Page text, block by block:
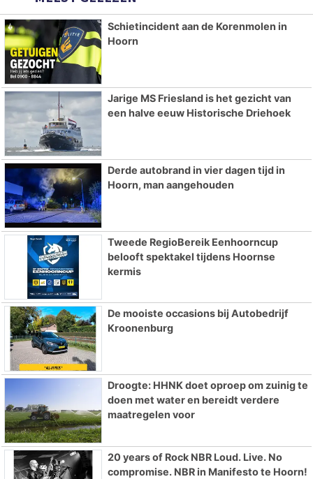
Schietincident aan de Korenmolen in
Hoorn
Jarige MS Friesland is het gezicht van
een halve eeuw Historische Driehoek
Derde autobrand in vier dagen tijd in
Hoorn, man aangehouden
Tweede RegioBereik Eenhoorncup
belooft spektakel tijdens Hoornse
kermis
De mooiste occasions bij Autobedrijf
Kroonenburg
Droogte: HHNK doet oproep om zuinig te
doen met water en bereidt verdere
maatregelen voor
20 years of Rock NBR Loud. Live. No
compromise. NBR in Manifesto te Hoorn!